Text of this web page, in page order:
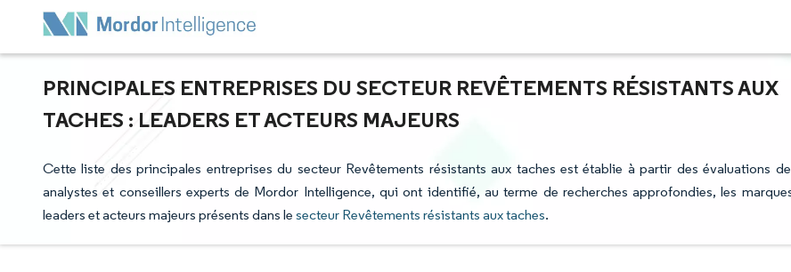
PRINCIPALES ENTREPRISES DU SECTEUR REVÊTEMENTS RÉSISTANTS AUX
TACHES : LEADERS ET ACTEURS MAJEURS
Cette liste des principales entreprises du secteur Revêtements résistants aux taches est établie à partir des évaluations
analystes et conseillers experts de Mordor Intelligence, qui ont identifié, au terme de recherches approfondies, les
leaders et acteurs majeurs présents dans le secteur Revêtements résistants aux taches.